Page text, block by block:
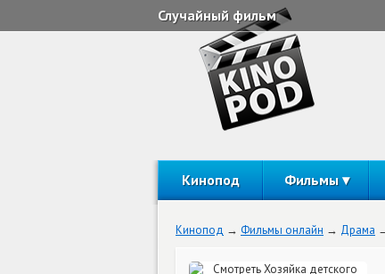
Случайный фильм
Кинопод Фильмы
Кинопод Фильмы онлайн Драма